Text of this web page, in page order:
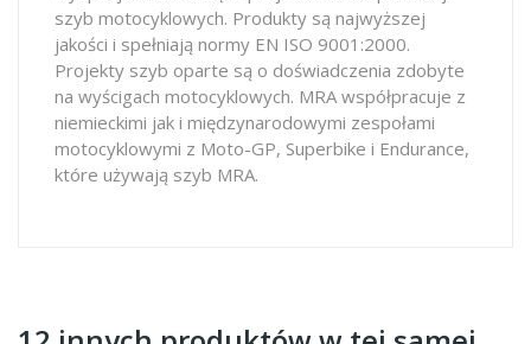
szyb motocyklowych. Produkty są najwyższej
jakości i spełniają normy EN ISO 9001:2000.
Projekty szyb oparte są o doświadczenia zdobyte
na wyścigach motocyklowych. MRA współpracuje z
niemieckimi jak i międzynarodowymi zespołami
motocyklowymi z Moto-GP, Superbike i Endurance,
które używają szyb MRA.